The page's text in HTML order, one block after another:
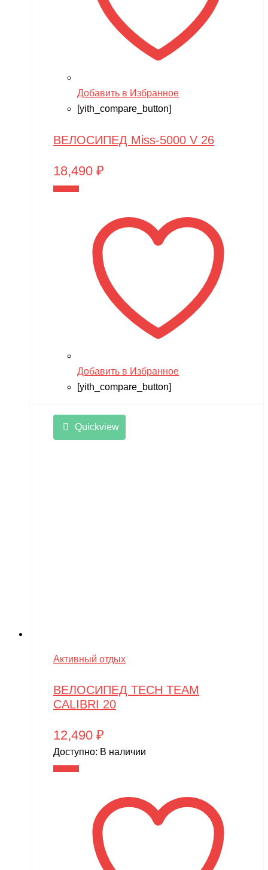
Добавить в Избранное
[yith_compare_button]
ВЕЛОСИПЕД Miss-5000 V 26
18,490 ₽
Добавить в Избранное
[yith_compare_button]
Quickview
Активный отдых
ВЕЛОСИПЕД TECH TEAM
CALIBRI 20
12,490 ₽
Доступно: В наличии